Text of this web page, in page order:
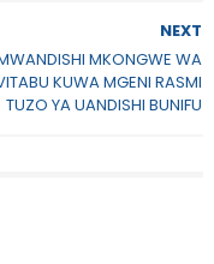
NEXT
MKONGWE WA
KUWA MGENI RASMI
TUZO YA UANDISHI BUNIFU